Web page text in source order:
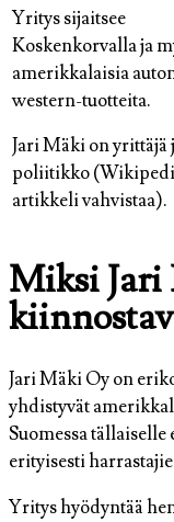
Yritys sijaitsee
Koskenkorvalla ja
amerikkalaisia
western-tuotteita.
Jari Mäki on yrittäjä
poliitikko
artikkeli vahvistaa).
Miksi Jari
Jari Mäki Oy on
yhdistyvät
Suomessa
erityisesti
Yritys hyödyntää